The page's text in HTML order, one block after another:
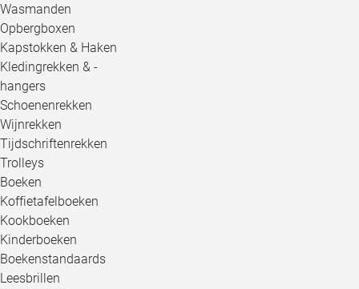
Wasmanden
Opbergboxen
Kapstokken & Haken
Kledingrekken & -
hangers
Schoenenrekken
Wijnrekken
Tijdschriftenrekken
Trolleys
Boeken
Koffietafelboeken
Kookboeken
Kinderboeken
Boekenstandaards
Leesbrillen